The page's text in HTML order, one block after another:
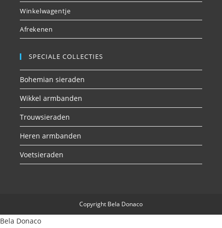
Winkelwagentje
Afrekenen
SPECIALE COLLECTIES
Bohemian sieraden
Wikkel armbanden
Trouwsieraden
Heren armbanden
Voetsieraden
Copyright Bela Donaco
Bela Donaco